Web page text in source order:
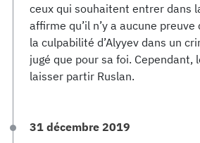
ceux qui souhaitent entrer dans
affirme qu’il n’y a aucune preuve
la culpabilité d’Alyyev dans un
jugé que pour sa foi. Cependant,
laisser partir Ruslan.
31 décembre 2019